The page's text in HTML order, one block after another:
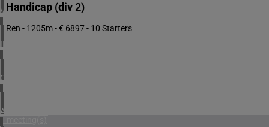
VERENIGD KONINKRIJK
6 meeting(s)
IERLAND
2 meeting(s)
CHILI
1 meeting(s)
ARGENTINIË
1 meeting(s)
Handicap (div 2)
Ren - 1205m - € 6897 - 10 Starters